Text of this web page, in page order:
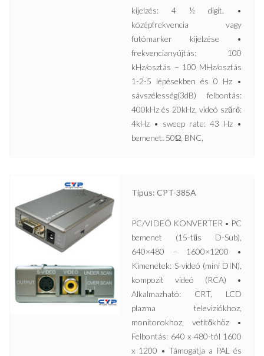
kijelzés: 4 ½ digit. •
középfrekvencia vagy
futómarker kijelzése •
frekvencianyújtás: 100
kHz/osztás – 100 MHz/osztás
1-2-5 lépésekben és 0 Hz •
sávszélesség(3dB) felbontás:
400kHz és 20kHz, videó szűrő:
4kHz • sweep rate: 43 Hz •
bemenet: 50Ω, BNC,
Típus: CPT-385A
PC/VIDEÓ KONVERTER • PC
bemenet (15-tűs D-Sub),
640×480 – 1600×1200 •
Kimenetek: S-videó (mini DIN),
kompozit videó (RCA) •
Alkalmazható: CRT, LCD
plazma televiziókhoz,
monitorokhoz, vetítőkhöz •
Felbontás: 640 x 480-tól 1600
x 1200 • Támogatja a PAL és